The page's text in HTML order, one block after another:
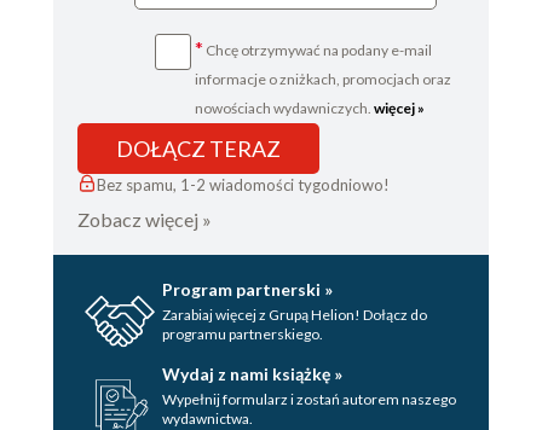
* Chcę otrzymywać na podany e-mail
informacje o zniżkach, promocjach oraz
nowościach wydawniczych. więcej »
DOŁĄCZ TERAZ
Bez spamu, 1-2 wiadomości tygodniowo!
Zobacz więcej »
Program partnerski »
Zarabiaj więcej z Grupą Helion! Dołącz do
programu partnerskiego.
Wydaj z nami książkę »
Wypełnij formularz i zostań autorem naszego
wydawnictwa.